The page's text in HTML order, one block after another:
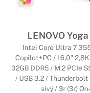
LENOVO
Intel Core Ultra 7
Copilot+PC / 16,0"
32GB DDR5 / M.2 PCIe
/ USB 3.2 /
sivý / 3r (3r)